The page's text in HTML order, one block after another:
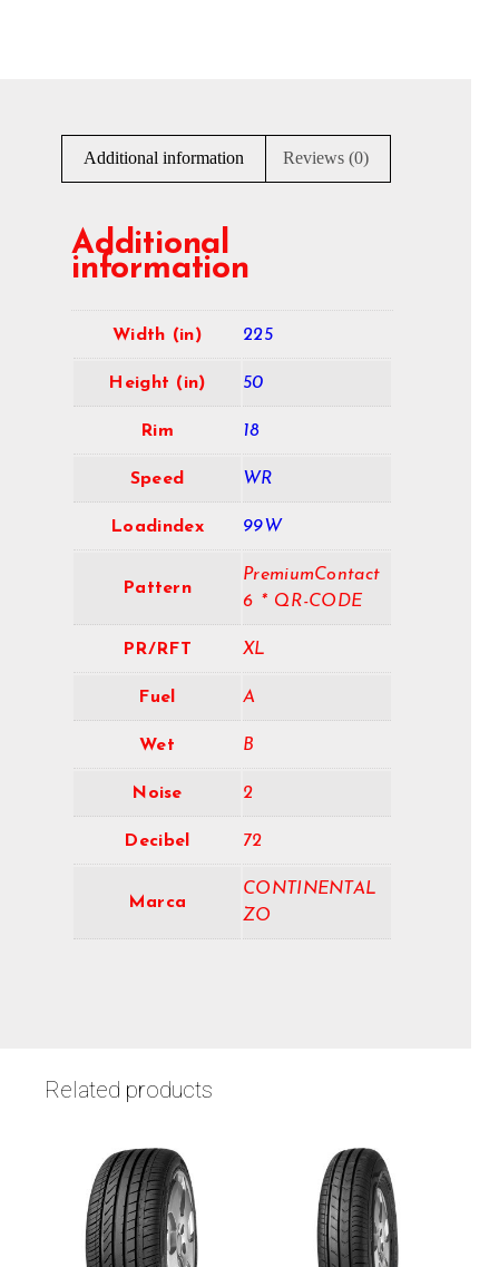
Additional information Reviews (0)
Additional
information
Width (in) 225
Height (in) 50
Rim 18
Speed WR
Loadindex 99W
Pattern
PremiumContact
6 * QR-CODE
PR/RFT XL
Fuel A
Wet B
Noise 2
Decibel 72
Marca
CONTINENTAL
ZO
Related products